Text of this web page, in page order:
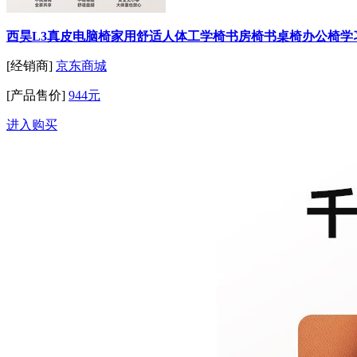
西昊L3真皮电脑椅家用舒适人体工学椅书房椅书桌椅办公椅学
[经销商] 京东商城
[产品售价] 944元
进入购买